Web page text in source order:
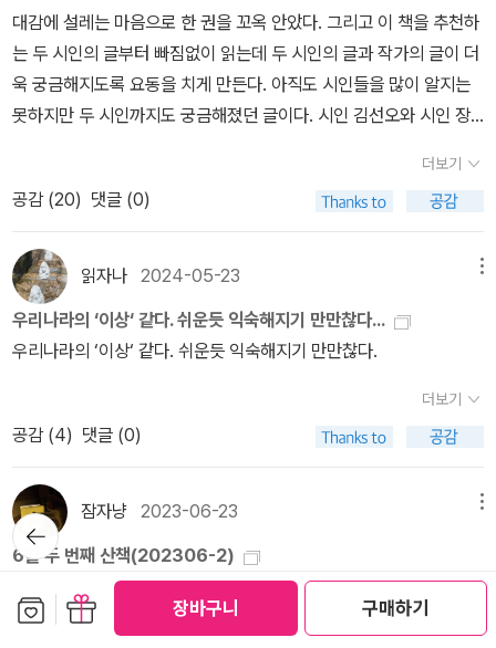
장바구니 구매하기
을 들려주고 싶은 책일는지 곱씹어 본다. 누구한테 얼마나 읽으라 할
수 있을는지 생각해 본다. 뜻이 깊으면 널리 읽어야 할까. 어느 켠에
서서 어느 목청을 내면 훌륭하다고 여겨야 할까. 벼슬꾼(시장·군수·구
청장·대통령·국회의원)은 ‘우리’가 쓰는 삶말이나 살림말을 쓰지 않는
다. 요즘은 글꾼(문학가·기자·번역가)도 ‘들꽃(들사람)’이 쓰는 사랑
말이나 숲말을 안 쓴다. 나는 《달걀과 닭》을 가시어머니나 아버지한
다.#O Ovo e a Galinha 1960년ㅍㄹㄴ※ 글쓴이숲노래·파란놀(최
종규) : 우리말꽃(국어사전)을 씁니다. “말꽃 짓는 책숲, 숲노래”라는
이름으로 시골인 전남 고흥에서 서재도서관·책박물관을 꾸립니다.
‘보리 국어사전’ 편집장을 맡았고, ‘이오덕 어른 유고’를 갈무리했습니
을 보았습니다》, 《우리말꽃》, 《미래세대를 위한 우리말과 문해력》,
《쉬운 말이 평화》, 《곁말》, 《곁책》, 《새로 쓰는 말밑 꾸러미 사전》,
《새로 쓰는 비슷한말 꾸러미 사전》, 《새로 쓰는 겹말 꾸러미 사전》,
《새로 쓰는 우리말 꾸러미 사전》, 《책숲마실》, 《우리말 수수께끼 동
시》, 《우리말 동시 사전》, 《우리말 글쓰기 사전》, 《이오덕 마음 읽
기》, 《시골에서 살림 짓는 즐거움》, 《숲에서 살려낸 우리말》, 《마을
에서 살려낸 우리말》, 《읽는 우리말 사전 1·2·3》 들을 썼습니다. blo
g.naver.com/hbooklove
대감에 설레는 마음으로 한 권을 꼬옥 안았다. 그리고 이 책을 추천하
는 두 시인의 글부터 빠짐없이 읽는데 두 시인의 글과 작가의 글이 더
욱 궁금해지도록 요동을 치게 만든다. 아직도 시인들을 많이 알지는
못하지만 두 시인까지도 궁금해졌던 글이다. ​​시인 김선오와 시인 장
학과 지성사, 『시차 노트』 문학동네, 『미지를 위한 루바토』 아침달 3
권을 골라보게 된다. 시인 장혜령의 책들 중에서 『사랑의 잔상들』 문
학동네, 『진주』 문학동네, 『발이 없는 나의 여인은 노래한다』 문학동
네 3권을 골라본다. ​​번역가 신유진이라는 이름만으로도 반가움이 앞
서서 고른 책이다. 번역한 책들로는 『진정한 장소』, 『남자의 자리』,
『빈 옷장』, 『사진의 용도』, 『세월』 등이 있다. 강열하게 지금까지도 자
리잡는 책들이라 잊지 않고 꾸준히 펼쳐보는 책들이다. 이외에도 많
은 번역서가 많아서 눈길이 머무르면서 우선 이 책부터 고르게 된다.
작가의 책들도 전혀 낯설지가 않았다. 책표지 그림이 강열해서 기억
펴보면 『달걀과 닭』, 『 G.H.에 따른 수난』, 『아구아 비바』, 『별의 시
간』, 『야생의 심장 가까이』 책들로 작가를 만날 수가 있다. ​​기나긴 기
다림으로 기다렸는데도 붙잡지 못할 것이라면 얼마나 허무할지 곰곰
이 생각하게 된다. 자신도 찾아온 것을 알아채지도 못하고 희망을 보
내버린다는 것은 보지도 못하고, 느끼지도 못한 채 보내는 세월과도
다르지가 않아 보인다. 시인 장혜령이 말하는 여자의 기다림과 희망
더보기
공감 (20) 댓글 (0)
읽자나 2024-05-23
우리나라의 ‘이상‘ 같다. 쉬운듯 익숙해지기 만만찮다...
우리나라의 ‘이상‘ 같다. 쉬운듯 익숙해지기 만만찮다.
더보기
공감 (4) 댓글 (0)
잠자냥 2023-06-23
6월 두 번째 산책(202306-2)
모바일앱으로 접속해서 기대별점 매기고 할인쿠폰받는 거 그만 해야
할까? 이것 때문에 조금씩 쪼개서 사는 책의 양도 은근 상당하네....?
뒤로가
기